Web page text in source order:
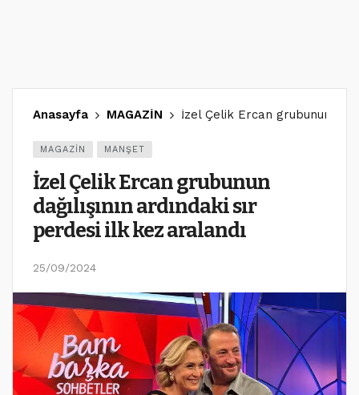
Anasayfa MAGAZİN İzel Çelik Ercan grubunun
MAGAZİN MANŞET
İzel Çelik Ercan grubunun
dağılışının ardındaki sır
perdesi ilk kez aralandı
25/09/2024